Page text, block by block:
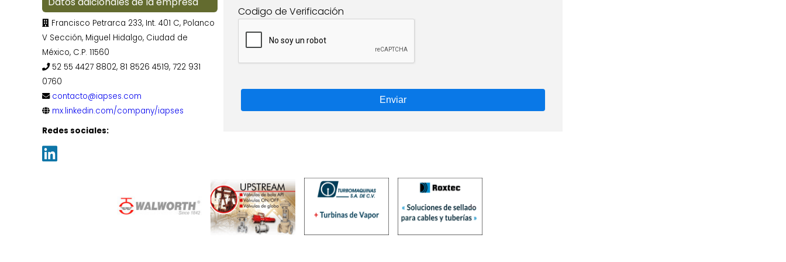
Francisco Petrarca 233, Int. 401 C, Polanco
V Sección, Miguel Hidalgo, Ciudad de
México, C.P. 11560
52 55 4427 8802, 81 8526 4519, 722 931
0760
contacto@iapses.com
mx.linkedin.com/company/iapses
Redes sociales:
Codigo de Verificación
Enviar